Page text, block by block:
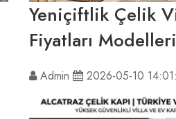
Yeniçiftlik Çelik
Fiyatları Modelleri
Admin 2026-05-10